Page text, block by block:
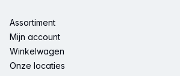
Assortiment
Mijn account
Winkelwagen
Onze locaties